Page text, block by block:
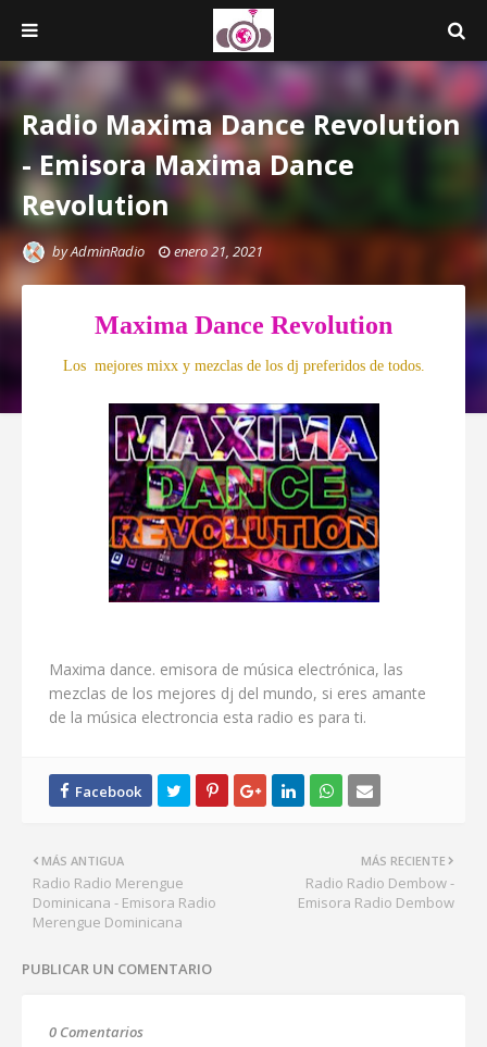
Radio Maxima Dance Revolution
- Emisora Maxima Dance
Revolution
byAdminRadio enero 21, 2021
Maxima Dance Revolution
Los mejores mixx y mezclas de los dj preferidos de todos.
Maxima dance. emisora de música electrónica, las
mezclas de los mejores dj del mundo, si eres amante
de la música electroncia esta radio es para ti.
MÁS RECIENTE
Radio Radio Dembow -
Emisora Radio Dembow
MÁS ANTIGUA
Radio Radio Merengue
Dominicana - Emisora Radio
Merengue Dominicana
PUBLICAR UN COMENTARIO
0 Comentarios